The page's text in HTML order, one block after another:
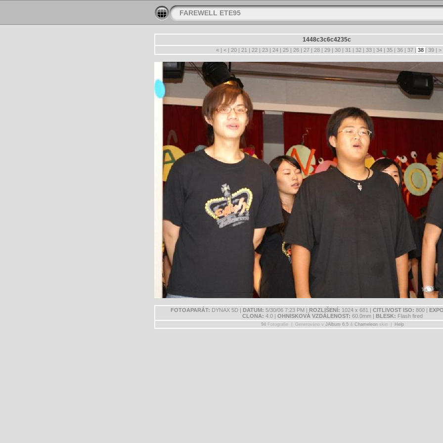
FAREWELL ETE95
1448c3c6c4235c
« | < | 20 | 21 | 22 | 23 | 24 | 25 | 26 | 27 | 28 | 29 | 30 | 31 | 32 | 33 | 34 | 35 | 36 | 37 | 38 | 39 | >
FOTOAPARÁT: DYNAX 5D | DATUM: 5/30/06 7:23 PM | ROZLIŠENÍ: 1024 x 681 | CITLIVOST ISO: 800 |
CLONA: 4.0 | OHNISKOVÁ VZDÁLENOST: 60.0mm | BLESK: Flash fired
94Fotografie | Generováno v JAlbum 6.5& Chameleonskin | Help